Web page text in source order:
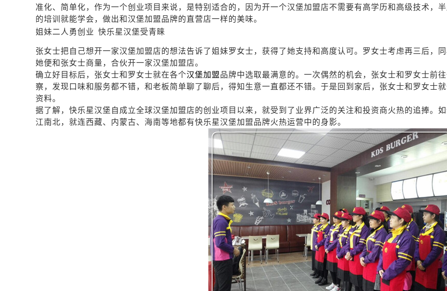
准化、简单化，作为一个创业项目来说，是特别适合的，因为开一个汉堡加盟店不需要有高学历和高级技术，
的培训就能学会，做出和汉堡加盟品牌的直营店一样的美味。
姐妹二人勇创业 快乐星汉堡受青睐
张女士把自己想开一家汉堡加盟店的想法告诉了姐妹罗女士，获得了她支持和高度认可。罗女士考虑再三后，
她便和张女士商量，合伙开一家汉堡加盟店。
确立好目标后，张女士和罗女士就在各个汉堡加盟品牌中选取最满意的。一次偶然的机会，张女士和罗女士前
察，发现口味和服务都不错，和老板简单聊了聊后，得知生意一直都还不错。于是回到家后，张女士和罗女士
资料。
据了解，快乐星汉堡自成立全球汉堡加盟店的创业项目以来，就受到了业界广泛的关注和投资商火热的追捧。
江南北，就连西藏、内蒙古、海南等地都有快乐星汉堡加盟品牌火热运营中的身影。